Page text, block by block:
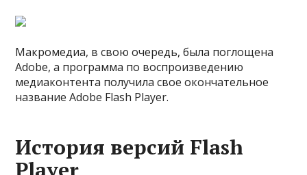
Макромедиа, в свою очередь, была поглощена
Adobe, а программа по воспроизведению
медиаконтента получила свое окончательное
название Adobe Flash Player.
История версий Flash
Player